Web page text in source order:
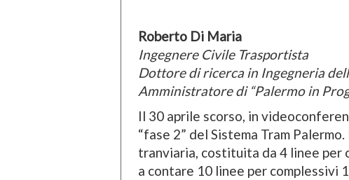
Roberto Di Maria
Ingegnere Civile Trasportista
Dottore di ricerca in Ingegneria
Amministratore di “Palermo in
Il 30 aprile scorso, in
“fase 2” del Sistema Tram
tranviaria, costituita da 4 linee per
a contare 10 linee per complessivi